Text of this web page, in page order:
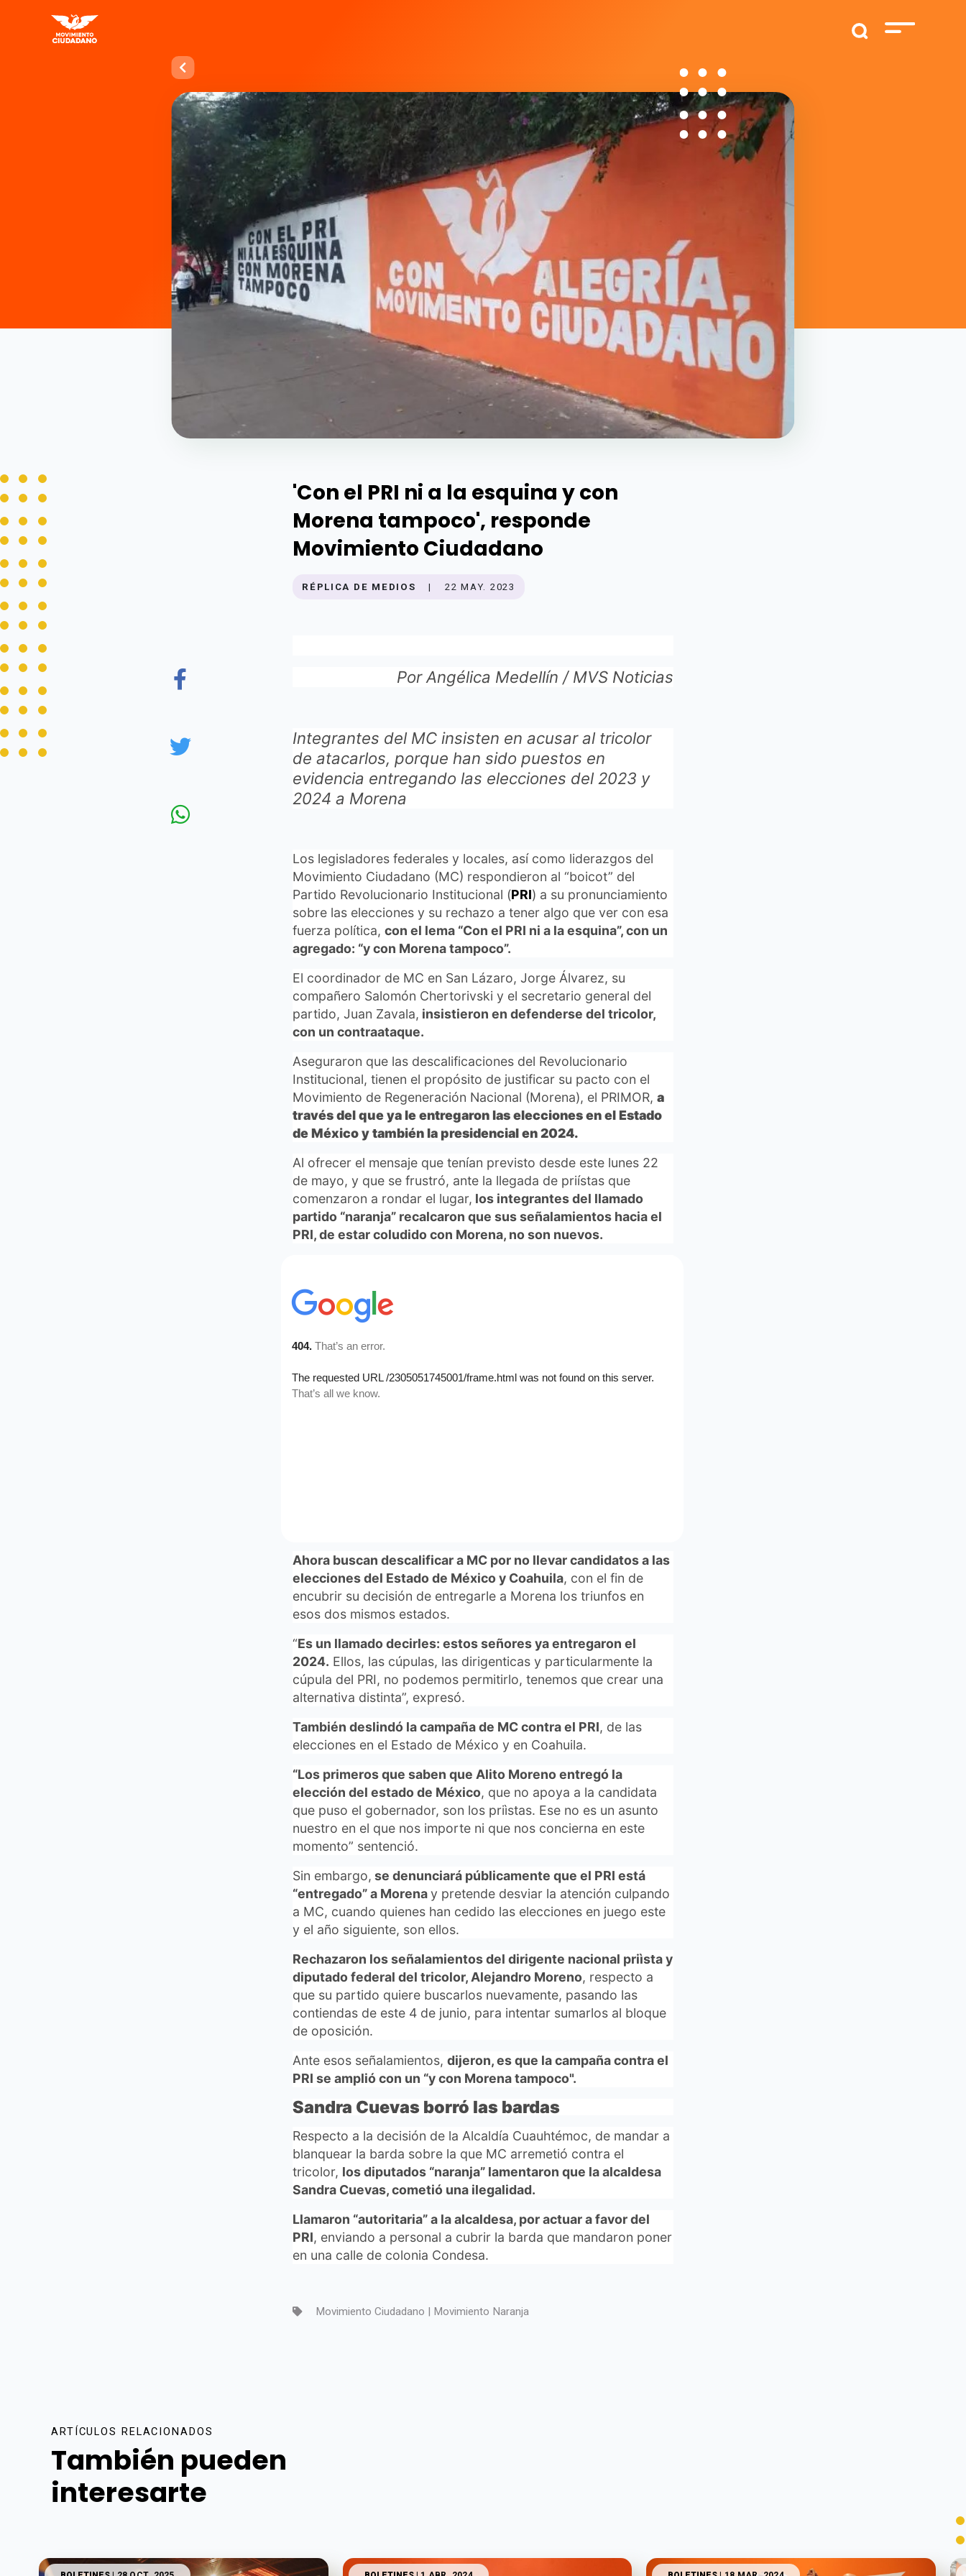
'Con el PRI ni a la esquina y con
Morena tampoco', responde
Movimiento Ciudadano
RÉPLICA DE MEDIOS | 22 MAY. 2023
Por Angélica Medellín / MVS Noticias
Integrantes del MC insisten en acusar al tricolor
de atacarlos, porque han sido puestos en
evidencia entregando las elecciones del 2023 y
2024 a Morena
Los legisladores federales y locales, así como liderazgos del
Movimiento Ciudadano (MC) respondieron al “boicot” del
Partido Revolucionario Institucional (PRI) a su pronunciamiento
sobre las elecciones y su rechazo a tener algo que ver con esa
fuerza política, con el lema “Con el PRI ni a la esquina”, con un
agregado: “y con Morena tampoco”.
El coordinador de MC en San Lázaro, Jorge Álvarez, su
compañero Salomón Chertorivski y el secretario general del
partido, Juan Zavala, insistieron en defenderse del tricolor,
con un contraataque.
Aseguraron que las descalificaciones del Revolucionario
Institucional, tienen el propósito de justificar su pacto con el
Movimiento de Regeneración Nacional (Morena), el PRIMOR, a
través del que ya le entregaron las elecciones en el Estado
de México y también la presidencial en 2024.
Al ofrecer el mensaje que tenían previsto desde este lunes 22
de mayo, y que se frustró, ante la llegada de priístas que
comenzaron a rondar el lugar, los integrantes del llamado
partido “naranja” recalcaron que sus señalamientos hacia el
PRI, de estar coludido con Morena, no son nuevos.
tramposa y mañosamente: ¡con Morena tampoco! Este país no
merece escoger entre lo malo y lo peor”, recalcó Chertorivski
Alerta 2024
Ahora buscan descalificar a MC por no llevar candidatos a las
elecciones del Estado de México y Coahuila, con el fin de
encubrir su decisión de entregarle a Morena los triunfos en
esos dos mismos estados.
“Es un llamado decirles: estos señores ya entregaron el
2024. Ellos, las cúpulas, las dirigenticas y particularmente la
cúpula del PRI, no podemos permitirlo, tenemos que crear una
alternativa distinta”, expresó.
También deslindó la campaña de MC contra el PRI, de las
elecciones en el Estado de México y en Coahuila.
“Los primeros que saben que Alito Moreno entregó la
elección del estado de México, que no apoya a la candidata
que puso el gobernador, son los priìstas. Ese no es un asunto
nuestro en el que nos importe ni que nos concierna en este
momento” sentenció.
Sin embargo, se denunciará públicamente que el PRI está
“entregado” a Morenay pretende desviar la atención culpando
a MC, cuando quienes han cedido las elecciones en juego este
y el año siguiente, son ellos.
Rechazaron los señalamientos del dirigente nacional priìsta y
diputado federal del tricolor, Alejandro Moreno, respecto a
que su partido quiere buscarlos nuevamente, pasando las
contiendas de este 4 de junio, para intentar sumarlos al bloque
de oposición.
Ante esos señalamientos, dijeron, es que la campaña contra el
PRI se amplió con un “y con Morena tampoco".
Sandra Cuevas borró las bardas
Respecto a la decisión de la Alcaldía Cuauhtémoc, de mandar a
blanquear la barda sobre la que MC arremetió contra el
tricolor, los diputados “naranja” lamentaron que la alcaldesa
Sandra Cuevas, cometió una ilegalidad.
Llamaron “autoritaria” a la alcaldesa, por actuar a favor del
PRI, enviando a personal a cubrir la barda que mandaron poner
en una calle de colonia Condesa.
Movimiento Ciudadano | Movimiento Naranja
ARTÍCULOS RELACIONADOS
También pueden
interesarte